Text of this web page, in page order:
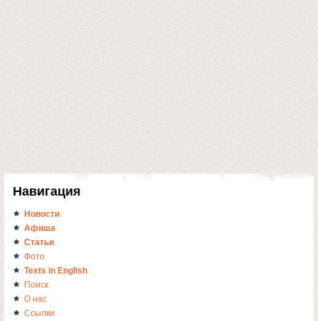
Навигация
Новости
Афиша
Статьи
Фото
Texts in English
Поиск
О нас
Ссылки